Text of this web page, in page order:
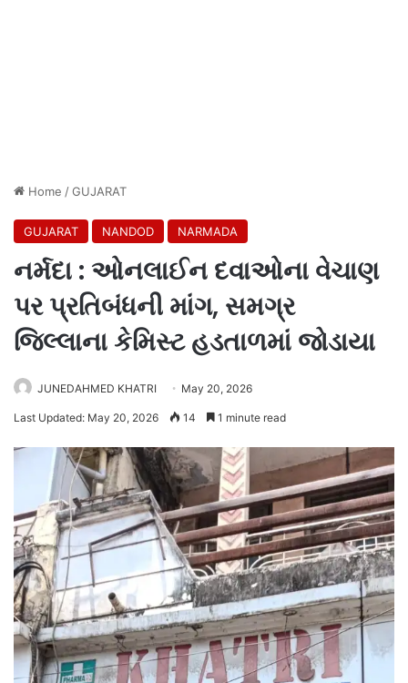
Home /GUJARAT
GUJARAT NANDOD NARMADA
નર્મદા : ઓનલાઈન દવાઓના વેચાણ
પર પ્રતિબંધની માંગ, સમગ્ર
જિલ્લાના કેમિસ્ટ હડતાળમાં જોડાયા
JUNEDAHMED KHATRI May 20, 2026
Last Updated: May 20, 2026 14 1 minute read